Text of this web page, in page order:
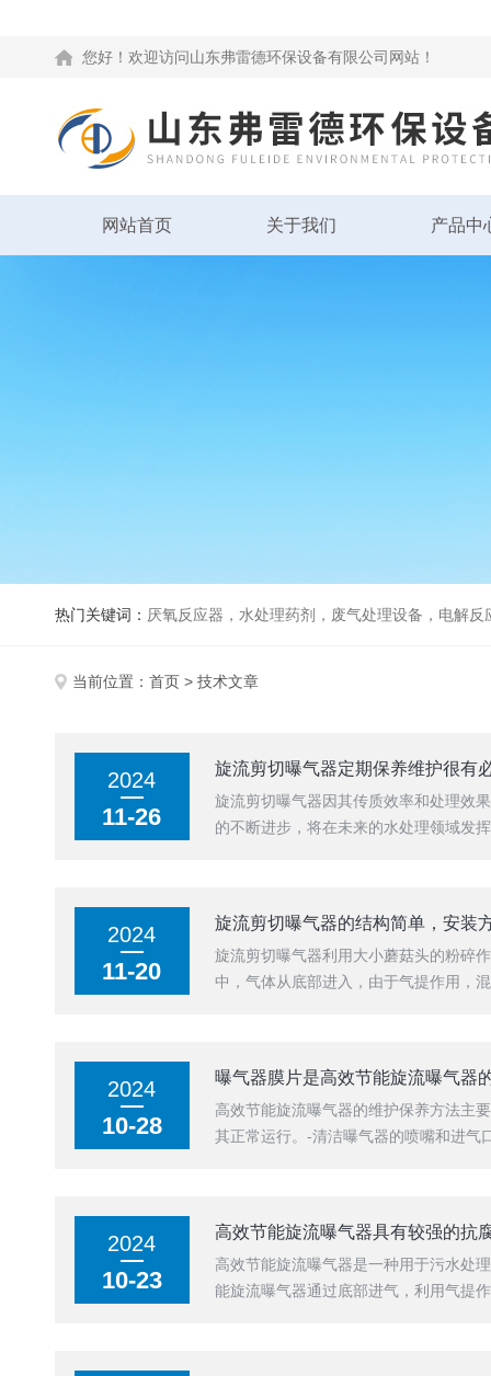
您好！欢迎访问山东弗雷德环保设备有限公司网站！
网站首页 关于我们 产品中
热门关键词： 厌氧反应器，水处理药剂，废气处理设备，电解
当前位置： 首页 > 技术文章
2024
11-26
旋流剪切曝气器定期保养维护很有
旋流剪切曝气器因其传质效率和处理效
的不断进步，将在未来的水处理领域发
2024
11-20
旋流剪切曝气器的结构简单，安装
旋流剪切曝气器利用大小蘑菇头的粉碎
中，气体从底部进入，由于气提作用，
2024
10-28
曝气器膜片是高效节能旋流曝气器
高效节能旋流曝气器的维护保养方法主
其正常运行。-清洁曝气器的喷嘴和进气
2024
10-23
高效节能旋流曝气器具有较强的抗
高效节能旋流曝气器是一种用于污水处
能旋流曝气器通过底部进气，利用气提